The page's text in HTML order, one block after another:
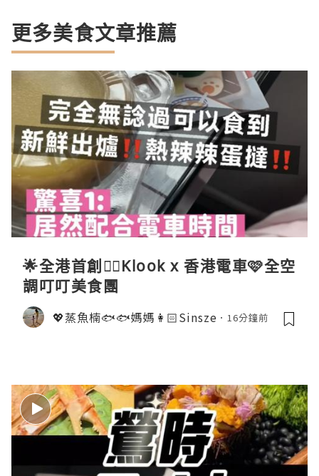
更多美食文章推薦
🌟全港首創☝🏻Klook x 香港電車🩷全空
調叮叮美食團
💖蒸魚楠🐟🐟媽媽👩🏻Sinsze 16分鐘前